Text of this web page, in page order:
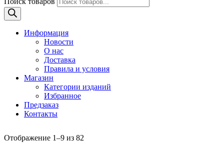
Информация
Новости
О нас
Доставка
Правила и условия
Магазин
Категории изданий
Избранное
Предзаказ
Контакты
Отображение 1–9 из 82